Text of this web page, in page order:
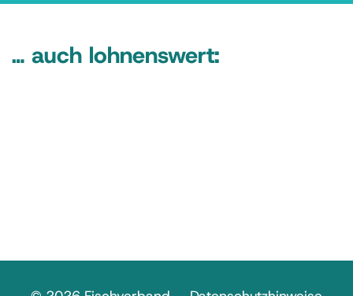
… auch lohnenswert: